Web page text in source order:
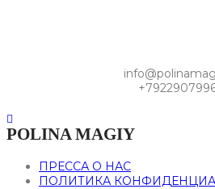
POLINA MAGIY
ПРЕССА О НАС
ПОЛИТИКА